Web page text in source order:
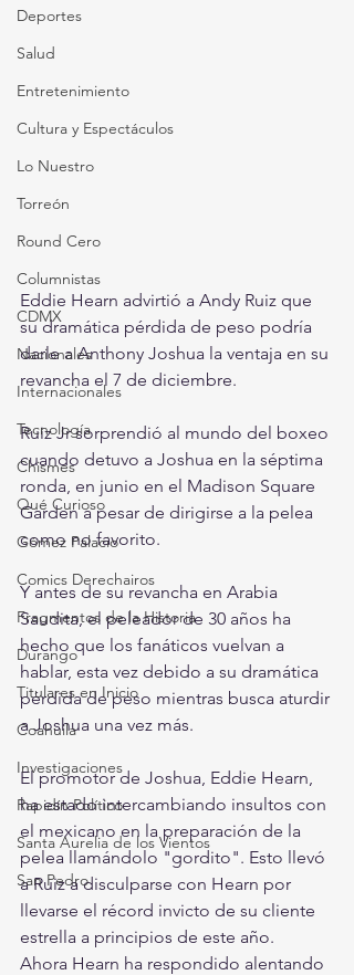
Deportes
Salud
Entretenimiento
Cultura y Espectáculos
Lo Nuestro
Torreón
Round Cero
Columnistas
CDMX
Nacionales
Internacionales
Tecnología
Chismes
Qué Curioso
Gómez Palacio
Comics Derechairos
Fragmentos de la Historia
Durango
Titulares en Inicio
Coahuila
Investigaciones
Rapidín Político
Santa Aurelia de los Vientos
San Pedro
Eddie Hearn advirtió a Andy Ruiz que
su dramática pérdida de peso podría
darle a Anthony Joshua la ventaja en su
revancha el 7 de diciembre.
Ruiz Jr sorprendió al mundo del boxeo
cuando detuvo a Joshua en la séptima
ronda, en junio en el Madison Square
Garden a pesar de dirigirse a la pelea
como no favorito.
Y antes de su revancha en Arabia
Saudita, el peleador de 30 años ha
hecho que los fanáticos vuelvan a
hablar, esta vez debido a su dramática
pérdida de peso mientras busca aturdir
a Joshua una vez más.
El promotor de Joshua, Eddie Hearn,
ha estado intercambiando insultos con
el mexicano en la preparación de la
pelea llamándolo "gordito". Esto llevó
a Ruiz a disculparse con Hearn por
llevarse el récord invicto de su cliente
estrella a principios de este año.
Ahora Hearn ha respondido alentando